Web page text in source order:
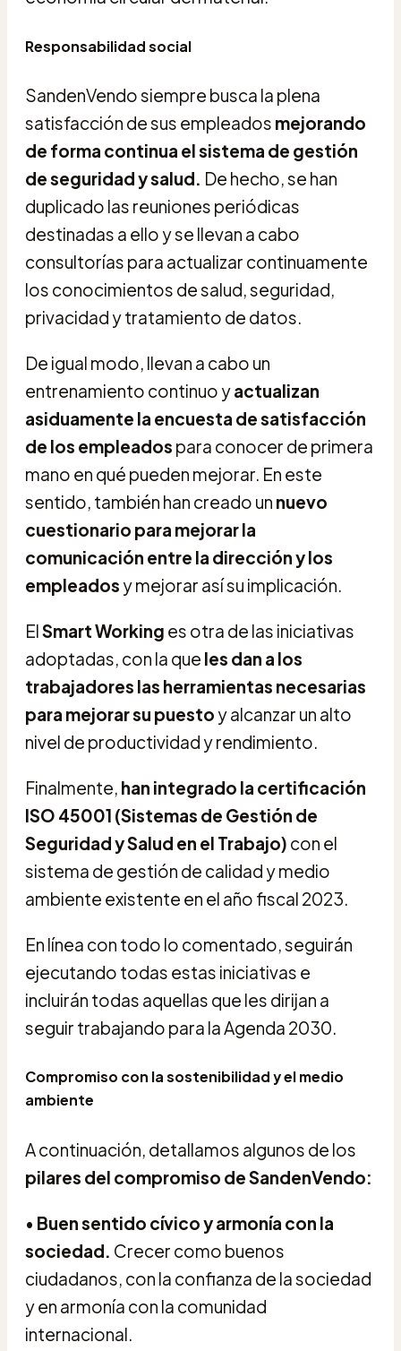
Responsabilidad social
SandenVendo siempre busca la plena
satisfacción de sus empleados mejorando
de forma continua el sistema de gestión
de seguridad y salud. De hecho, se han
duplicado las reuniones periódicas
destinadas a ello y se llevan a cabo
consultorías para actualizar continuamente
los conocimientos de salud, seguridad,
privacidad y tratamiento de datos.
De igual modo, llevan a cabo un
entrenamiento continuo yactualizan
asiduamente la encuesta de satisfacción
de los empleados para conocer de primera
mano en qué pueden mejorar. En este
sentido, también han creado un nuevo
cuestionario para mejorar la
comunicación entre la dirección y los
empleados y mejorar así su implicación.
ElSmart Working es otra de las iniciativas
adoptadas, con la que les dan a los
trabajadores las herramientas necesarias
para mejorar su puesto y alcanzar un alto
nivel de productividad y rendimiento.
Finalmente, han integrado la certificación
ISO 45001 (Sistemas de Gestión de
Seguridad y Salud en el Trabajo) con el
sistema de gestión de calidad y medio
ambiente existente en el año fiscal 2023.
En línea con todo lo comentado, seguirán
ejecutando todas estas iniciativas e
incluirán todas aquellas que les dirijan a
seguir trabajando para la Agenda 2030.
Compromiso con la sostenibilidad y el medio
ambiente
A continuación, detallamos algunos de los
pilares del compromiso de SandenVendo:
• Buen sentido cívico y armonía con la
sociedad. Crecer como buenos
ciudadanos, con la confianza de la sociedad
y en armonía con la comunidad
internacional.